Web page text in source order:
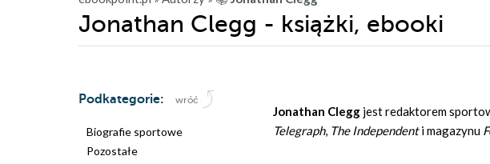
Jonathan Clegg - książki, ebooki
Podkategorie: wróć
Biografie sportowe
Pozostałe
Jonathan Clegg jest redaktorem
Telegraph, The Independenti magazynu